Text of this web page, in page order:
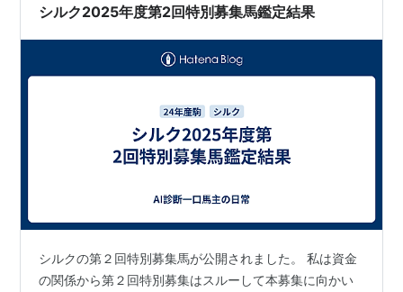
シルク2025年度第2回特別募集馬鑑定結果
シルクの第２回特別募集馬が公開されました。 私は資金
の関係から第２回特別募集はスルーして本募集に向かい